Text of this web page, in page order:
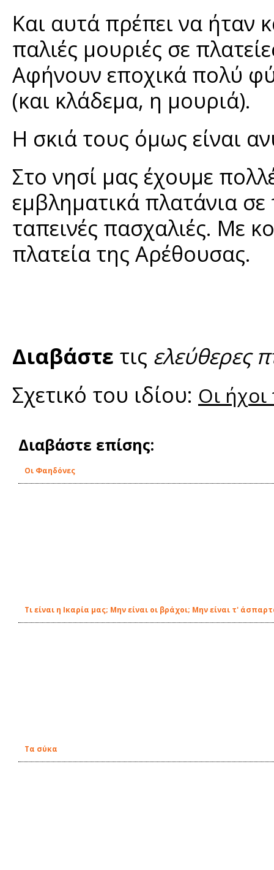
Και αυτά πρέπει να ήταν
παλιές μουριές σε
Αφήνουν εποχικά πολύ
(και κλάδεμα, η μουριά).
Η σκιά τους όμως είναι
Στο νησί μας έχουμε
εμβληματικά πλατάνια
ταπεινές πασχαλιές. Με
πλατεία της Αρέθουσας.
Διαβάστε τις ελεύθερες
Σχετικό του ιδίου: Οι
Διαβάστε επίσης:
Οι Φαηδόνες
Τι είναι η Ικαρία μας; Μην είναι οι βράχοι; Μην είναι τ'
Τα σύκα